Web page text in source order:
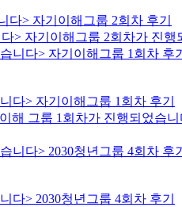
> 자기이해그룹 2회차 후기
> 자기이해그룹 2회차가 진행
다> 자기이해그룹 1회차 후기
해 그룹 1회차가 진행되었습
다> 2030청년그룹 4회차 후기